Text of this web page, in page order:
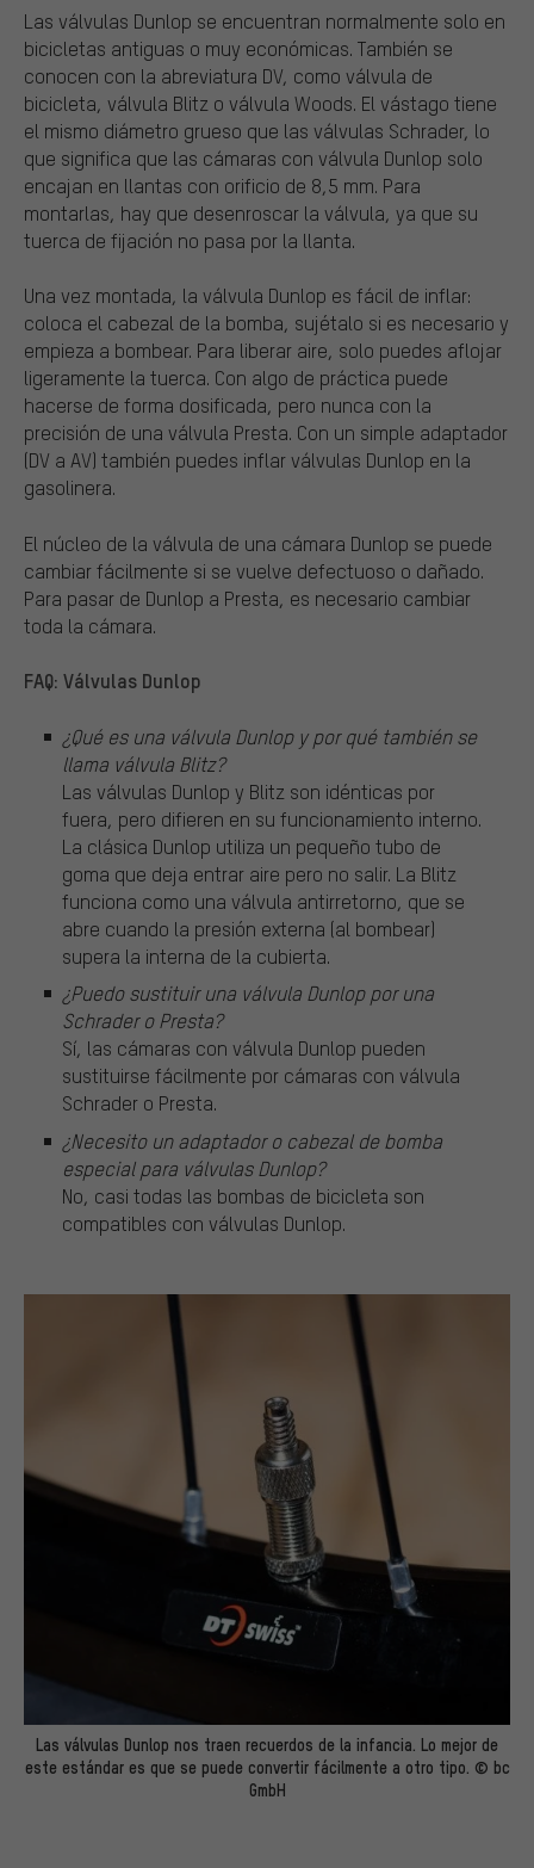
Las válvulas Dunlop se encuentran normalmente solo en
bicicletas antiguas o muy económicas. También se
conocen con la abreviatura DV, como válvula de
bicicleta, válvula Blitz o válvula Woods. El vástago tiene
el mismo diámetro grueso que las válvulas Schrader, lo
que significa que las cámaras con válvula Dunlop solo
encajan en llantas con orificio de 8,5 mm. Para
montarlas, hay que desenroscar la válvula, ya que su
tuerca de fijación no pasa por la llanta.
Una vez montada, la válvula Dunlop es fácil de inflar:
coloca el cabezal de la bomba, sujétalo si es necesario y
empieza a bombear. Para liberar aire, solo puedes aflojar
ligeramente la tuerca. Con algo de práctica puede
hacerse de forma dosificada, pero nunca con la
precisión de una válvula Presta. Con un simple adaptador
(DV a AV) también puedes inflar válvulas Dunlop en la
gasolinera.
El núcleo de la válvula de una cámara Dunlop se puede
cambiar fácilmente si se vuelve defectuoso o dañado.
Para pasar de Dunlop a Presta, es necesario cambiar
toda la cámara.
FAQ: Válvulas Dunlop
¿Qué es una válvula Dunlop y por qué también se
llama válvula Blitz?
Las válvulas Dunlop y Blitz son idénticas por
fuera, pero difieren en su funcionamiento interno.
La clásica Dunlop utiliza un pequeño tubo de
goma que deja entrar aire pero no salir. La Blitz
funciona como una válvula antirretorno, que se
abre cuando la presión externa (al bombear)
supera la interna de la cubierta.
¿Puedo sustituir una válvula Dunlop por una
Schrader o Presta?
Sí, las cámaras con válvula Dunlop pueden
sustituirse fácilmente por cámaras con válvula
Schrader o Presta.
¿Necesito un adaptador o cabezal de bomba
especial para válvulas Dunlop?
No, casi todas las bombas de bicicleta son
compatibles con válvulas Dunlop.
Las válvulas Dunlop nos traen recuerdos de la infancia. Lo mejor de
este estándar es que se puede convertir fácilmente a otro tipo. © bc
GmbH